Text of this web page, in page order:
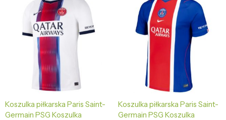
Koszulka piłkarska Paris Saint-
Germain PSG Koszulka
Koszulka piłkarska Paris Saint-
Germain PSG Koszulka